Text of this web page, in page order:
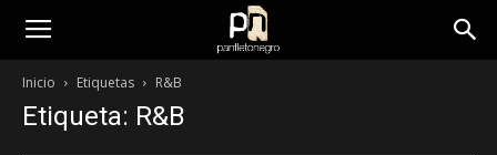
panfletonegro
Inicio Etiquetas R&B
Etiqueta: R&B